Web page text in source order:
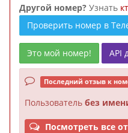
Другой номер? Узнать
Проверить номер в
Это мой номер! API
Последний отзыв к
Пользователь без
Посмотреть все